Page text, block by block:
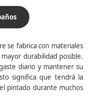
se fabrica con materiales
durabilidad posible.
diario y mantener su
significa que tendrá la
pintado durante muchos